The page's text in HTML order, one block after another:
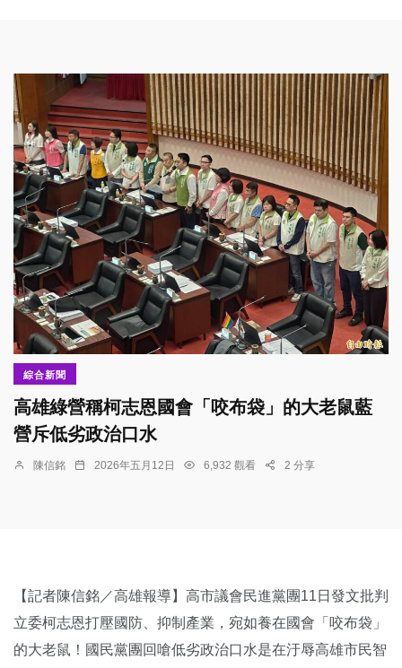
綜合新聞
高雄綠營稱柯志恩國會「咬布袋」的大老鼠藍
營斥低劣政治口水
陳信銘 2026年五月12日 6,932 觀看 2 分享
【記者陳信銘／高雄報導】高市議會民進黨團11日發文批判
立委柯志恩打壓國防、抑制產業，宛如養在國會「咬布袋」
的大老鼠！國民黨團回嗆低劣政治口水是在汙辱高雄市民智